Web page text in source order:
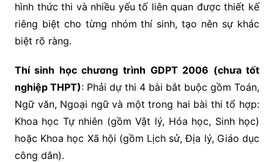
hình thức thi và nhiều yếu tố liên quan được thiết kế
riêng biệt cho từng nhóm thí sinh, tạo nên sự khác
biệt rõ ràng.
Thí sinh học chương trình GDPT 2006 (chưa tốt
nghiệp THPT): Phải dự thi 4 bài bắt buộc gồm Toán,
Ngữ văn, Ngoại ngữ và một trong hai bài thi tổ hợp:
Khoa học Tự nhiên (gồm Vật lý, Hóa học, Sinh học)
hoặc Khoa học Xã hội (gồm Lịch sử, Địa lý, Giáo dục
công dân).